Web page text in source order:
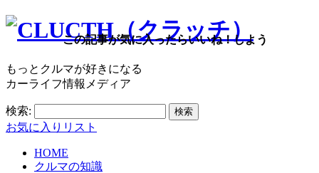
もっとクルマが好きになる
カーライフ情報メディア
検索:
お気に入りリスト
HOME
クルマの知識
この記事が気に入ったらいいね！しよう